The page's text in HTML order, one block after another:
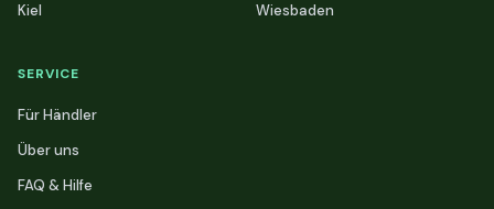
Kiel
Wiesbaden
SERVICE
Für Händler
Über uns
FAQ & Hilfe